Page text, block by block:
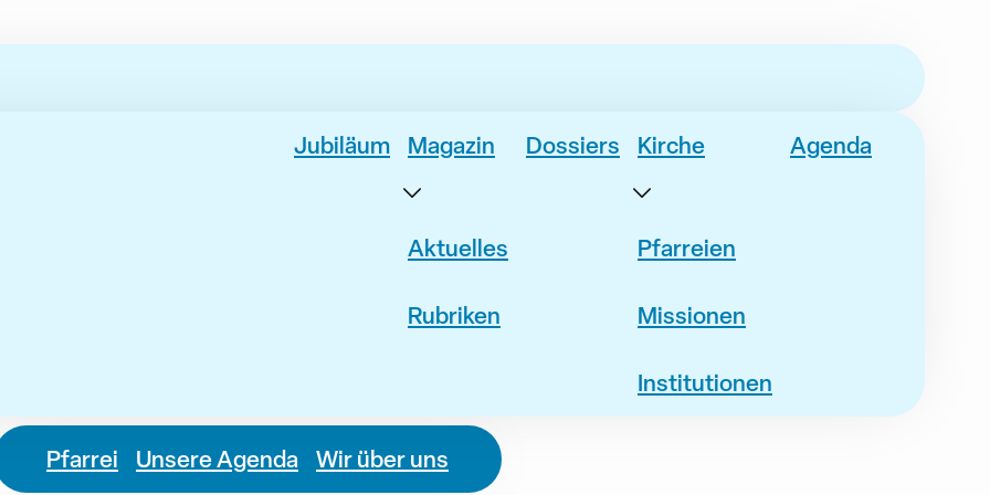
Jubiläum Magazin
Aktuelles
Rubriken
Dossiers Kirche
Pfarreien
Missionen
Institutionen
Agenda
Pfarrei Unsere Agenda Wir über uns